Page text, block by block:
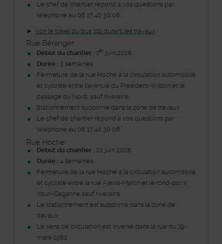
Le chef de chantier répond à vos questions par
téléphone au 06 17 40 30 08.
► Voir le trajet du bus 191 durant les travaux
Rue Béranger
Début du chantier : 1er juin 2026
Durée : 3 semaines
Fermeture de la rue Hoche à la circulation automobile
et cycliste entre l'avenue du Président-Wilson et le
passage du Nord, sauf riverains
Stationnement supprimé dans la zone de travaux
Le chef de chantier répond à vos questions par
téléphone au 06 17 40 30 08.
Rue Hoche
Début du chantier : 22 juin 2026
Durée : 4 semaines
Fermeture de la rue Hoche à la circulation automobile
et cycliste entre la rue Alexis-Martin et le rond-point
Youri-Gagarine sauf riverains.
Le stationnement est supprimé dans la zone de
travaux
Le sens de circulation est inversé dans la rue du 19-
mars-1962